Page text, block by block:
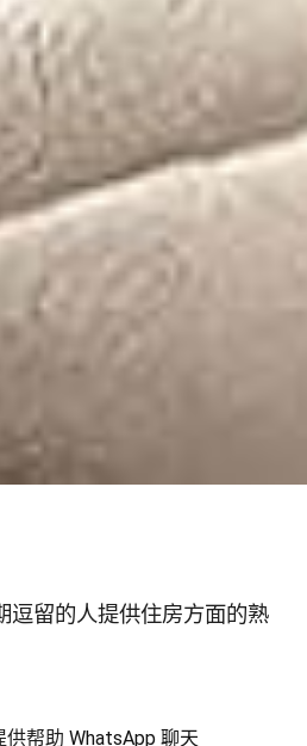
逗留的人提供住房方面的熟
供帮助 WhatsApp 聊天